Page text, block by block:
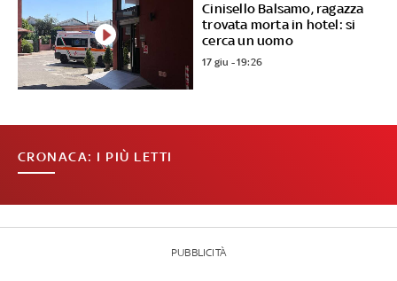
Cinisello Balsamo, ragazza
trovata morta in hotel: si
cerca un uomo
17 giu - 19:26
CRONACA: I PIÙ LETTI
PUBBLICITÀ